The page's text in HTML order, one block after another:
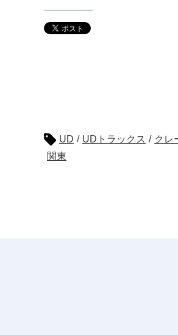
UD / UDトラックス / クレ
関東